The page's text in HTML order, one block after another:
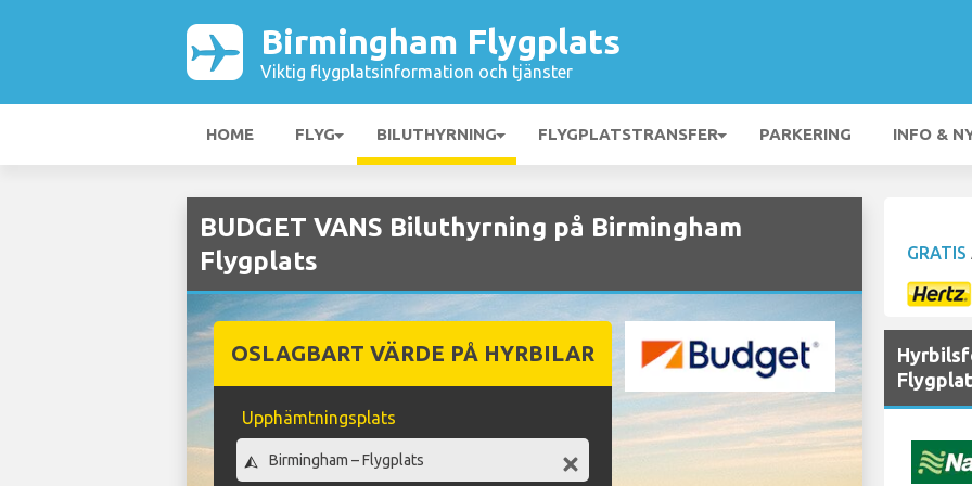
Birmingham Flygplats
Viktig flygplatsinformation och tjänster
HOME FLYG BILUTHYRNING FLYGPLATSTRANSFER PARKERING INFO &
BUDGET VANS Biluthyrning på Birmingham
Flygplats
OSLAGBART VÄRDE PÅ HYRBILAR
Upphämtningsplats
GRATIS